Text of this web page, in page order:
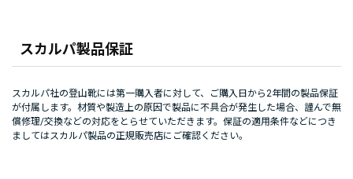
スカルパ製品保証
スカルパ社の登山靴には第一購入者に対して、ご購入日から2年間の製品保証
が付属します。材質や製造上の原因で製品に不具合が発生した場合、謹んで無
償修理/交換などの対応をとらせていただきます。保証の適用条件などにつき
ましてはスカルパ製品の正規販売店にご確認ください。